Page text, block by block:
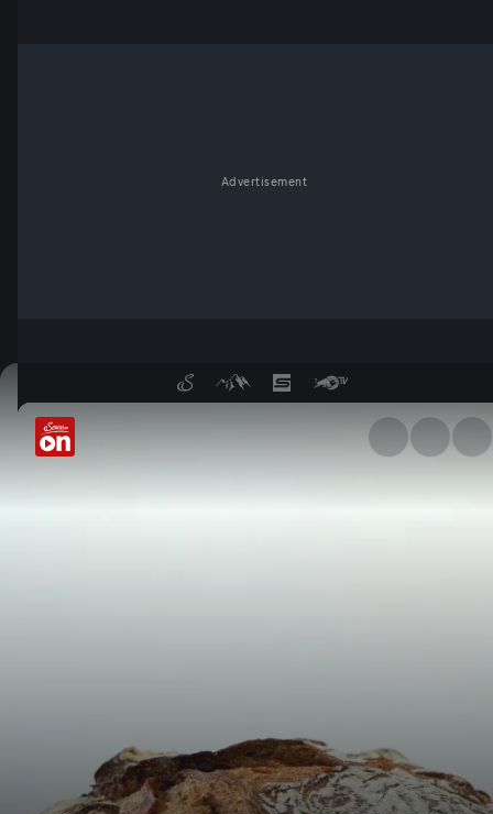
Advertisement
Sauerteig, Superteig? -